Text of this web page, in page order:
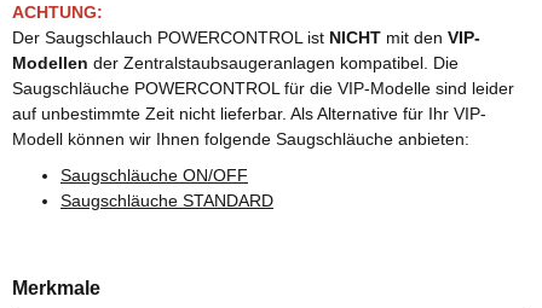
ACHTUNG:
Der Saugschlauch POWERCONTROL ist NICHT mit den VIP-
Modellen der Zentralstaubsaugeranlagen kompatibel. Die
Saugschläuche POWERCONTROL für die VIP-Modelle sind leider
auf unbestimmte Zeit nicht lieferbar. Als Alternative für Ihr VIP-
Modell können wir Ihnen folgende Saugschläuche anbieten:
Saugschläuche ON/OFF
Saugschläuche STANDARD
Merkmale